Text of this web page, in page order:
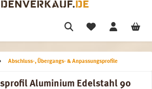
Abschluss-, Übergangs- & Anpassungsprofile
Aluminium Edelstahl 90